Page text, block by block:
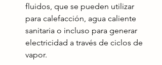
fluidos, que se pueden utilizar
para calefacción, agua caliente
sanitaria o incluso para generar
electricidad a través de ciclos de
vapor.